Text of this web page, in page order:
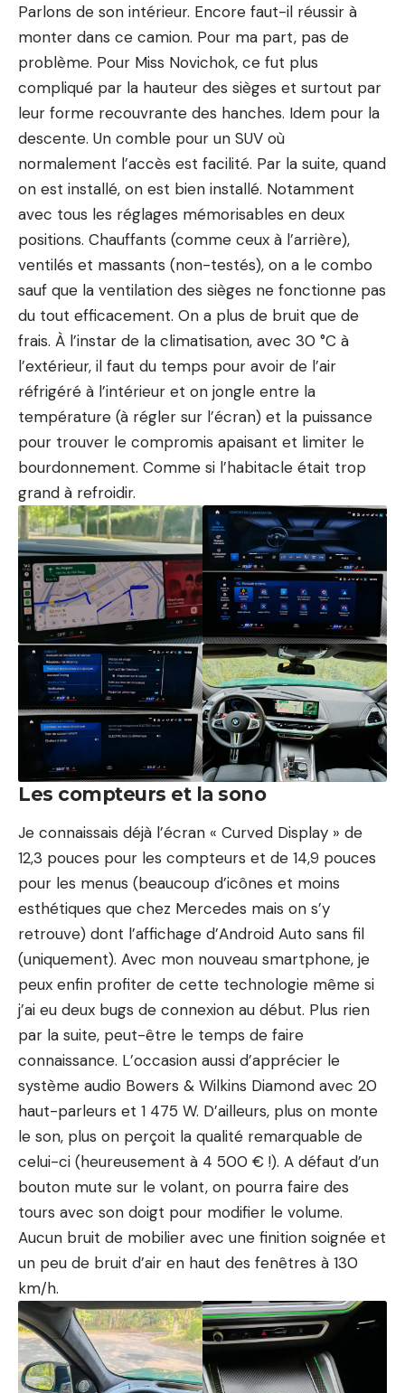
Parlons de son intérieur. Encore faut-il réussir à
monter dans ce camion. Pour ma part, pas de
problème. Pour Miss Novichok, ce fut plus
compliqué par la hauteur des sièges et surtout par
leur forme recouvrante des hanches. Idem pour la
descente. Un comble pour un SUV où
normalement l’accès est facilité. Par la suite, quand
on est installé, on est bien installé. Notamment
avec tous les réglages mémorisables en deux
positions. Chauffants (comme ceux à l’arrière),
ventilés et massants (non-testés), on a le combo
sauf que la ventilation des sièges ne fonctionne pas
du tout efficacement. On a plus de bruit que de
frais. À l’instar de la climatisation, avec 30 °C à
l’extérieur, il faut du temps pour avoir de l’air
réfrigéré à l’intérieur et on jongle entre la
température (à régler sur l’écran) et la puissance
pour trouver le compromis apaisant et limiter le
bourdonnement. Comme si l’habitacle était trop
grand à refroidir.
Les compteurs et la sono
Je connaissais déjà l’écran « Curved Display » de
12,3 pouces pour les compteurs et de 14,9 pouces
pour les menus (beaucoup d’icônes et moins
esthétiques que chez Mercedes mais on s’y
retrouve) dont l’affichage d’Android Auto sans fil
(uniquement). Avec mon nouveau smartphone, je
peux enfin profiter de cette technologie même si
j’ai eu deux bugs de connexion au début. Plus rien
par la suite, peut-être le temps de faire
connaissance. L’occasion aussi d’apprécier le
système audio Bowers & Wilkins Diamond avec 20
haut-parleurs et 1 475 W. D’ailleurs, plus on monte
le son, plus on perçoit la qualité remarquable de
celui-ci (heureusement à 4 500 € !). A défaut d’un
bouton mute sur le volant, on pourra faire des
tours avec son doigt pour modifier le volume.
Aucun bruit de mobilier avec une finition soignée et
un peu de bruit d’air en haut des fenêtres à 130
km/h.